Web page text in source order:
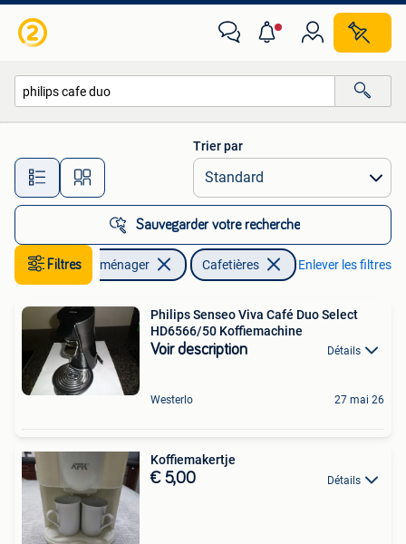
Toutes les distances…
Trier par
Sauvegarder votre recherche
Filtres
Electroménager Cafetières Enlever les filtres
Philips Senseo Viva Café Duo Select
HD6566/50 Koffiemachine
Voir description Détails
Westerlo 27 mai 26
Koffiemakertje
€ 5,00 Détails